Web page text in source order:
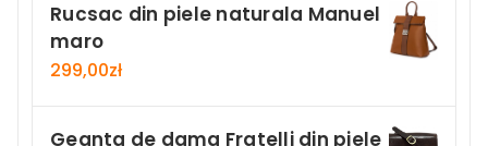
Rucsac din piele naturala Manuel
maro
299,00zł
Geanta de dama Fratelli din piele